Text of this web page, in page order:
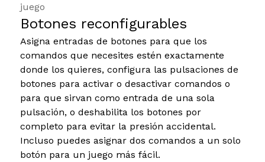
juego
Botones reconfigurables
Asigna entradas de botones para que los
comandos que necesites estén exactamente
donde los quieres, configura las pulsaciones de
botones para activar o desactivar comandos o
para que sirvan como entrada de una sola
pulsación, o deshabilita los botones por
completo para evitar la presión accidental.
Incluso puedes asignar dos comandos a un solo
botón para un juego más fácil.